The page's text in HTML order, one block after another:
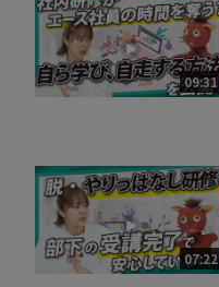
09:31
07:22